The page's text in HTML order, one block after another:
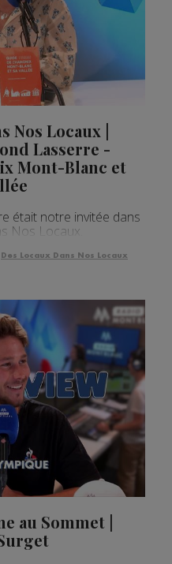
Nos Locaux |
Lasserre -
Mont-Blanc et
était notre invitée dans
Nos Locaux.
Des Locaux Dans Nos Locaux
au Sommet |